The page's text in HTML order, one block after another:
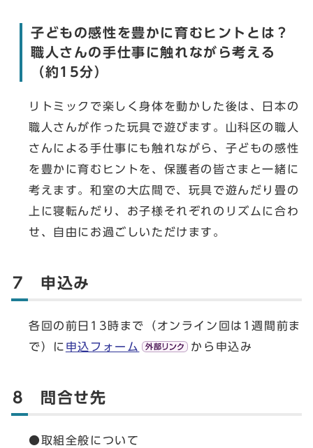
子どもの感性を豊かに育むヒントとは？
職人さんの手仕事に触れながら考える
（約15分）
リトミックで楽しく身体を動かした後は、日本の
職人さんが作った玩具で遊びます。山科区の職人
さんによる手仕事にも触れながら、子どもの感性
を豊かに育むヒントを、保護者の皆さまと一緒に
考えます。和室の大広間で、玩具で遊んだり畳の
上に寝転んだり、お子様それぞれのリズムに合わ
せ、自由にお過ごしいただけます。
7 申込み
各回の前日13時まで（オンライン回は1週間前ま
で）に 申込フォーム から申込み
8 問合せ先
●取組全般について